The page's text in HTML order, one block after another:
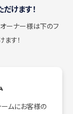
けます！
オーナー様は下のフ
す！
ムにお客様の